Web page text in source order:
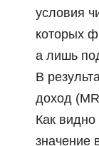
условия
которых
а лишь
В
доход
Как
значение